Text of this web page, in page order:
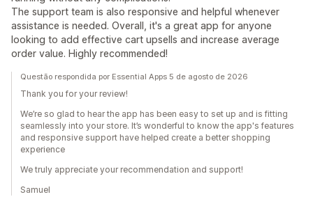
The support team is also responsive and helpful whenever
assistance is needed. Overall, it's a great app for anyone
looking to add effective cart upsells and increase average
order value. Highly recommended!
Questão respondida por Essential Apps 5 de agosto de 2026
Thank you for your review!
We’re so glad to hear the app has been easy to set up and is fitting
seamlessly into your store. It’s wonderful to know the app's features
and responsive support have helped create a better shopping
experience
We truly appreciate your recommendation and support!
Samuel